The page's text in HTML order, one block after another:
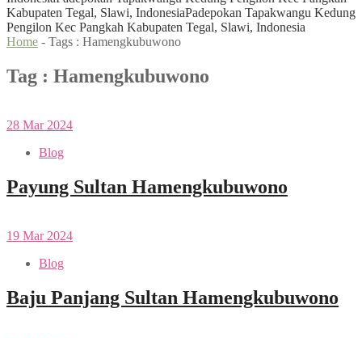
Kabupaten Tegal, Slawi, IndonesiaPadepokan Tapakwangu Kedung
Pengilon Kec Pangkah Kabupaten Tegal, Slawi, Indonesia
Home - Tags : Hamengkubuwono
Tag : Hamengkubuwono
28 Mar 2024
Blog
Payung Sultan Hamengkubuwono
19 Mar 2024
Blog
Baju Panjang Sultan Hamengkubuwono